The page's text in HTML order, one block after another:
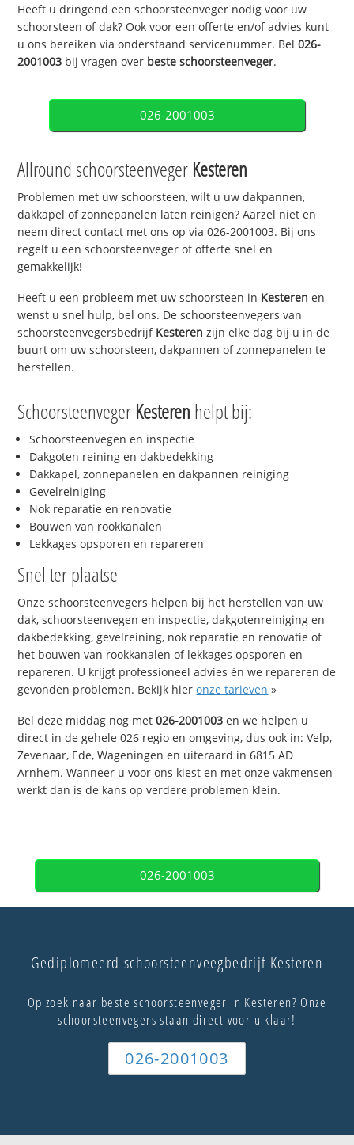
Heeft u dringend een schoorsteenveger nodig voor uw
schoorsteen of dak? Ook voor een offerte en/of advies kunt
u ons bereiken via onderstaand servicenummer. Bel026-
2001003 bij vragen over beste schoorsteenveger.
026-2001003
Allround schoorsteenveger Kesteren
Problemen met uw schoorsteen, wilt u uw dakpannen,
dakkapel of zonnepanelen laten reinigen? Aarzel niet en
neem direct contact met ons op via 026-2001003. Bij ons
regelt u een schoorsteenveger of offerte snel en
gemakkelijk!
Heeft u een probleem met uw schoorsteen in Kesteren en
wenst u snel hulp, bel ons. De schoorsteenvegers van
schoorsteenvegersbedrijf Kesteren zijn elke dag bij u in de
buurt om uw schoorsteen, dakpannen of zonnepanelen te
herstellen.
Schoorsteenveger Kesteren helpt bij:
Schoorsteenvegen en inspectie
Dakgoten reining en dakbedekking
Dakkapel, zonnepanelen en dakpannen reiniging
Gevelreiniging
Nok reparatie en renovatie
Bouwen van rookkanalen
Lekkages opsporen en repareren
Snel ter plaatse
Onze schoorsteenvegers helpen bij het herstellen van uw
dak, schoorsteenvegen en inspectie, dakgotenreiniging en
dakbedekking, gevelreining, nok reparatie en renovatie of
het bouwen van rookkanalen of lekkages opsporen en
repareren. U krijgt professioneel advies én we repareren de
gevonden problemen. Bekijk hieronze tarieven »
Bel deze middag nog met026-2001003 en we helpen u
direct in de gehele 026 regio en omgeving, dus ook in: Velp,
Zevenaar, Ede, Wageningen en uiteraard in 6815 AD
Arnhem. Wanneer u voor ons kiest en met onze vakmensen
werkt dan is de kans op verdere problemen klein.
026-2001003
Gediplomeerd schoorsteenveegbedrijf Kesteren
Op zoek naar beste schoorsteenveger in Kesteren? Onze
schoorsteenvegers staan direct voor u klaar!
026-2001003